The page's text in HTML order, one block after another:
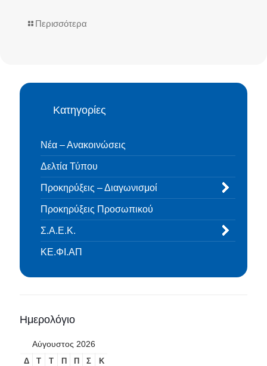
Περισσότερα
Κατηγορίες
Νέα – Ανακοινώσεις
Δελτία Τύπου
Προκηρύξεις – Διαγωνισμοί
Προκηρύξεις Προσωπικού
Σ.Α.Ε.Κ.
ΚΕ.ΦΙ.ΑΠ
Ημερολόγιο
Αύγουστος 2026
Δ Τ Τ Π Π Σ
Κ